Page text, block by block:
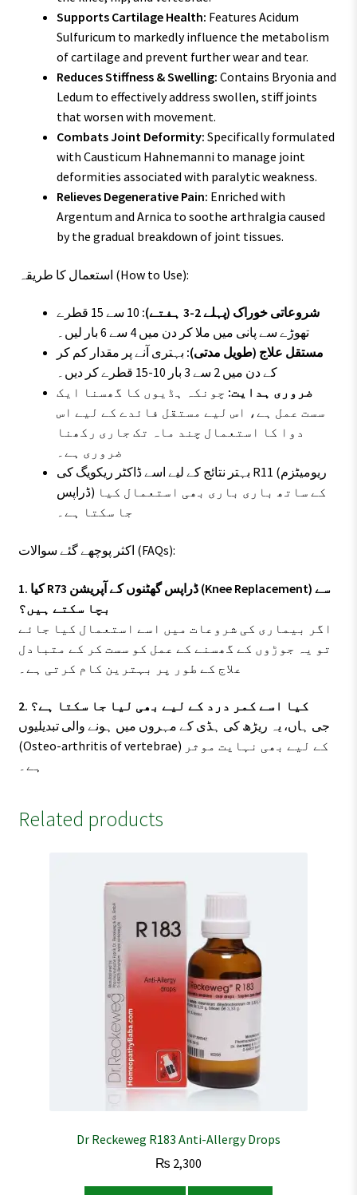
Supports Cartilage Health: Features Acidum
Sulfuricum to markedly influence the metabolism
of cartilage and prevent further wear and tear.
Reduces Stiffness & Swelling: Contains Bryonia and
Ledum to effectively address swollen, stiff joints
that worsen with movement.
Combats Joint Deformity: Specifically formulated
with Causticum Hahnemanni to manage joint
deformities associated with paralytic weakness.
Relieves Degenerative Pain: Enriched with
Argentum and Arnica to soothe arthralgia caused
by the gradual breakdown of joint tissues.
استعمال کا طریقہ (How to Use):
شروعاتی خوراک (پہلے 2-3 ہفتے):
10 سے 15 قطرے
تھوڑے سے پانی میں ملا کر دن میں 4 سے 6 بار لیں۔
مستقل علاج (طویل مدتی): بہتری آنے پر مقدار کم کر
کے دن میں 2 سے 3 بار 10-15 قطرے کر دیں۔
ضروری ہدایت: چونکہ ہڈیوں کا گھسنا ایک
سست عمل ہے، اس لیے مستقل فائدے کے لیے اس
دوا کا استعمال چند ماہ تک جاری رکھنا
ضروری ہے۔
بہتر نتائج کے لیے اسے ڈاکٹر ریکویگ کی R11 (ریومیٹزم
ڈراپس) کے ساتھ باری باری بھی استعمال کیا
جا سکتا ہے۔
اکثر پوچھے گئے سوالات (FAQs):
1. کیا R73 ڈراپس گھٹنوں کے آپریشن (Knee Replacement) سے
بچا سکتے ہیں؟
اگر بیماری کی شروعات میں اسے استعمال کیا جائے
تو یہ جوڑوں کے گھسنے کے عمل کو سست کر کے متبادل
علاج کے طور پر بہترین کام کرتی ہے۔
2. کیا اسے کمر درد کے لیے بھی لیا جا سکتا ہے؟
جی ہاں، یہ ریڑھ کی ہڈی کے مہروں میں ہونے والی تبدیلیوں
(Osteo-arthritis of vertebrae) کے لیے بھی نہایت موثر
ہے۔
Related products
Dr Reckeweg R183 Anti-Allergy Drops
₨ 2,300